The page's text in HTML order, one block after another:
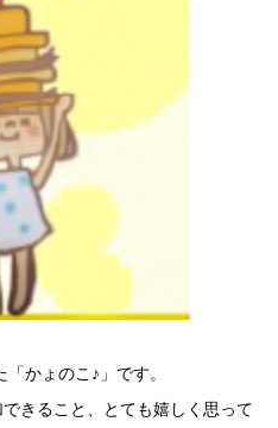
かょのこ♪」です。
きること、とても嬉しく思って